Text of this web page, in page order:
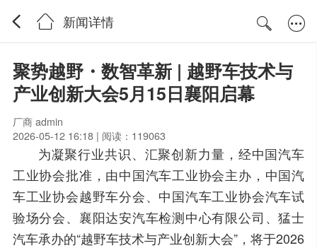
新闻详情
聚势越野・数智革新 | 越野车技术与
产业创新大会5月15日襄阳启幕
厂商 admin
2026-05-12 16:18 | 阅读：119063
为凝聚行业共识、汇聚创新力量，经中国汽车
工业协会批准，由中国汽车工业协会主办，中国汽
车工业协会越野车分会、中国汽车工业协会汽车试
验场分会、襄阳达安汽车检测中心有限公司、猛士
汽车承办的“越野车技术与产业创新大会”，将于2026